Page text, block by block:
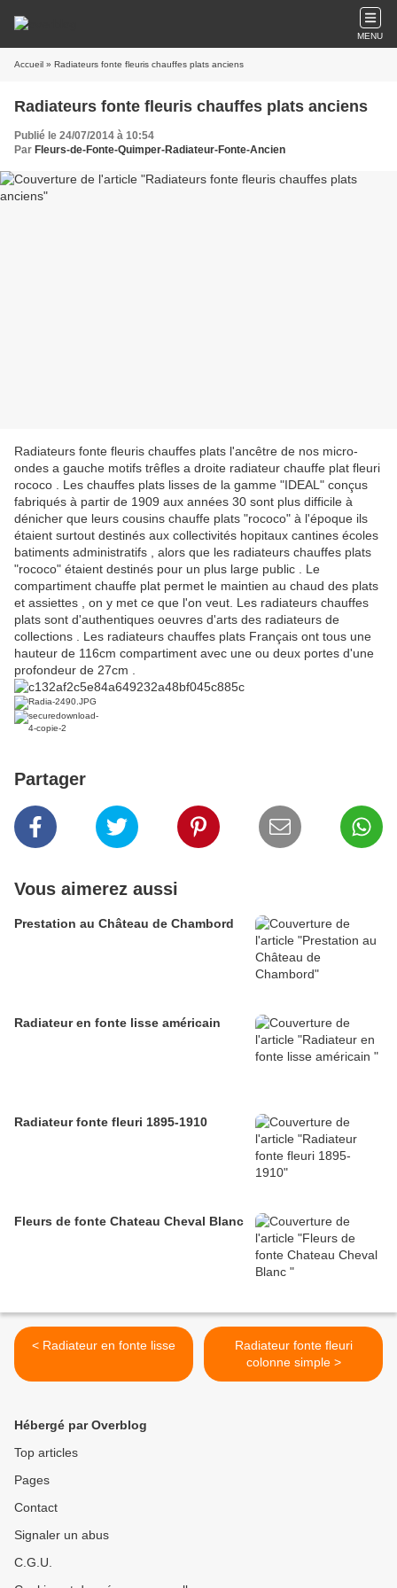
MENU
Accueil » Radiateurs fonte fleuris chauffes plats anciens
Radiateurs fonte fleuris chauffes plats anciens
Publié le 24/07/2014 à 10:54
Par Fleurs-de-Fonte-Quimper-Radiateur-Fonte-Ancien
Radiateurs fonte fleuris chauffes plats l'ancêtre de nos micro-
ondes a gauche motifs trêfles a droite radiateur chauffe plat fleuri
rococo . Les chauffes plats lisses de la gamme "IDEAL" conçus
fabriqués à partir de 1909 aux années 30 sont plus difficile à
dénicher que leurs cousins chauffe plats "rococo" à l'époque ils
étaient surtout destinés aux collectivités hopitaux cantines écoles
batiments administratifs , alors que les radiateurs chauffes plats
"rococo" étaient destinés pour un plus large public . Le
compartiment chauffe plat permet le maintien au chaud des plats
et assiettes , on y met ce que l'on veut. Les radiateurs chauffes
plats sont d'authentiques oeuvres d'arts des radiateurs de
collections . Les radiateurs chauffes plats Français ont tous une
hauteur de 116cm compartiment avec une ou deux portes d'une
profondeur de 27cm .
Partager
Vous aimerez aussi
Prestation au Château de Chambord
Radiateur en fonte lisse américain
Radiateur fonte fleuri 1895-1910
Fleurs de fonte Chateau Cheval Blanc
< Radiateur en fonte lisse
Radiateur fonte fleuri
colonne simple >
Hébergé par Overblog
Top articles
Pages
Contact
Signaler un abus
C.G.U.